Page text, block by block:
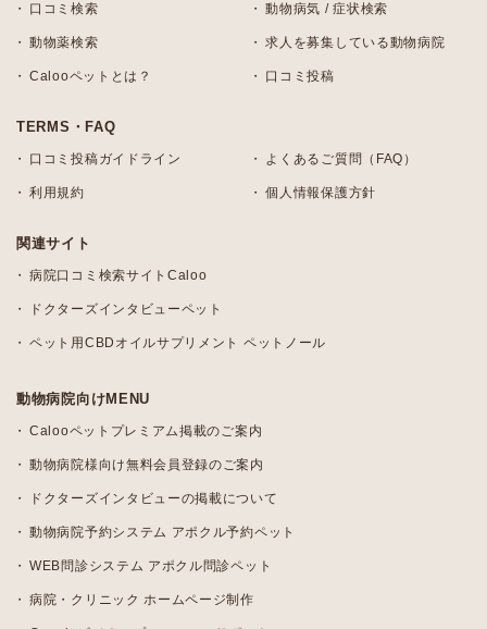
口コミ検索 動物病気 / 症状検索
動物薬検索 求人を募集している動物病院
Calooペットとは？ 口コミ投稿
TERMS・FAQ
口コミ投稿ガイドライン よくあるご質問（FAQ）
利用規約 個人情報保護方針
関連サイト
病院口コミ検索サイトCaloo
ドクターズインタビューペット
ペット用CBDオイルサプリメント ペットノール
動物病院向けMENU
Calooペットプレミアム掲載のご案内
動物病院様向け無料会員登録のご案内
ドクターズインタビューの掲載について
動物病院予約システム アポクル予約ペット
WEB問診システム アポクル問診ペット
病院・クリニック ホームページ制作